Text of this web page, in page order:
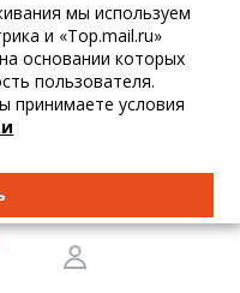
мы используем
и «Top.mail.ru»
основании которых
пользователя.
принимаете условия